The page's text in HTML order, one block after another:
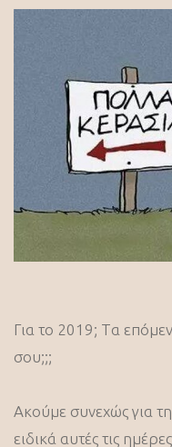
Για το 2019; Tα
σου;;;
Ακούμε συνεχώς για
ειδικά αυτές τις